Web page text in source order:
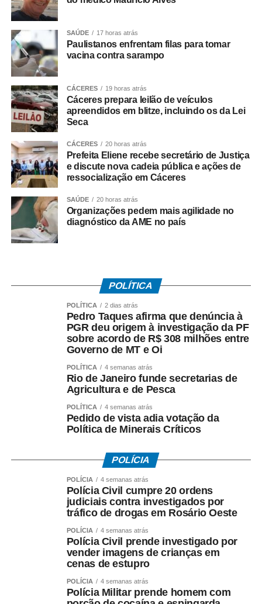
mostrando a decoração da rua até quinta-feira (11), às
23h59. Todos os vídeos participantes serão publicados
nos stories da Prefeitura a partir das 0h de sexta-feira
(12), quando será aberta a votação popular. A votação
será encerrada às 16h de sexta-feira (12). O vídeo com o
maior número de curtidas nos stories da Prefeitura será
declarado vencedor. O resultado será divulgado após o
encerramento da votação.
A rua vencedora receberá o telão para a transmissão da
partida da Seleção Brasileira, promovendo um momento
clima de Copa do Mundo nos bairros cuiabanos.
Regras do sorteio do projeto Minha Rua Show de
Bola
23h59.
2. Todos os vídeos participantes serão publicados nos
stories da Prefeitura a partir das 0h de sexta-feira (12),
quando será aberta a votação.
3. A votação será encerrada às 16h de sexta-feira (12),
nos stories da Prefeitura.
4. O vídeo com o maior número de curtidas nos stories
será declarado vencedor.
votação.
Prefeitura de Cuiabá – MT
COMENTE ABAIXO:
WhatsApp
Facebook
Twitter
Messenger
LinkedIn
Share
SAÚDE 17 horas atrás
Paulistanos enfrentam filas para tomar
vacina contra sarampo
CÁCERES 19 horas atrás
Cáceres prepara leilão de veículos
apreendidos em blitze, incluindo os da Lei
Seca
CÁCERES 20 horas atrás
Prefeita Eliene recebe secretário de Justiça
e discute nova cadeia pública e ações de
ressocialização em Cáceres
SAÚDE 20 horas atrás
Organizações pedem mais agilidade no
diagnóstico da AME no país
POLÍTICA
POLÍTICA 2 dias atrás
Pedro Taques afirma que denúncia à
PGR deu origem à investigação da PF
sobre acordo de R$ 308 milhões entre
Governo de MT e Oi
POLÍTICA 4 semanas atrás
Rio de Janeiro funde secretarias de
Agricultura e de Pesca
POLÍTICA 4 semanas atrás
Pedido de vista adia votação da
Política de Minerais Críticos
POLÍCIA
POLÍCIA 4 semanas atrás
Polícia Civil cumpre 20 ordens
judiciais contra investigados por
tráfico de drogas em Rosário Oeste
POLÍCIA 4 semanas atrás
Polícia Civil prende investigado por
vender imagens de crianças em
cenas de estupro
POLÍCIA 4 semanas atrás
Polícia Militar prende homem com